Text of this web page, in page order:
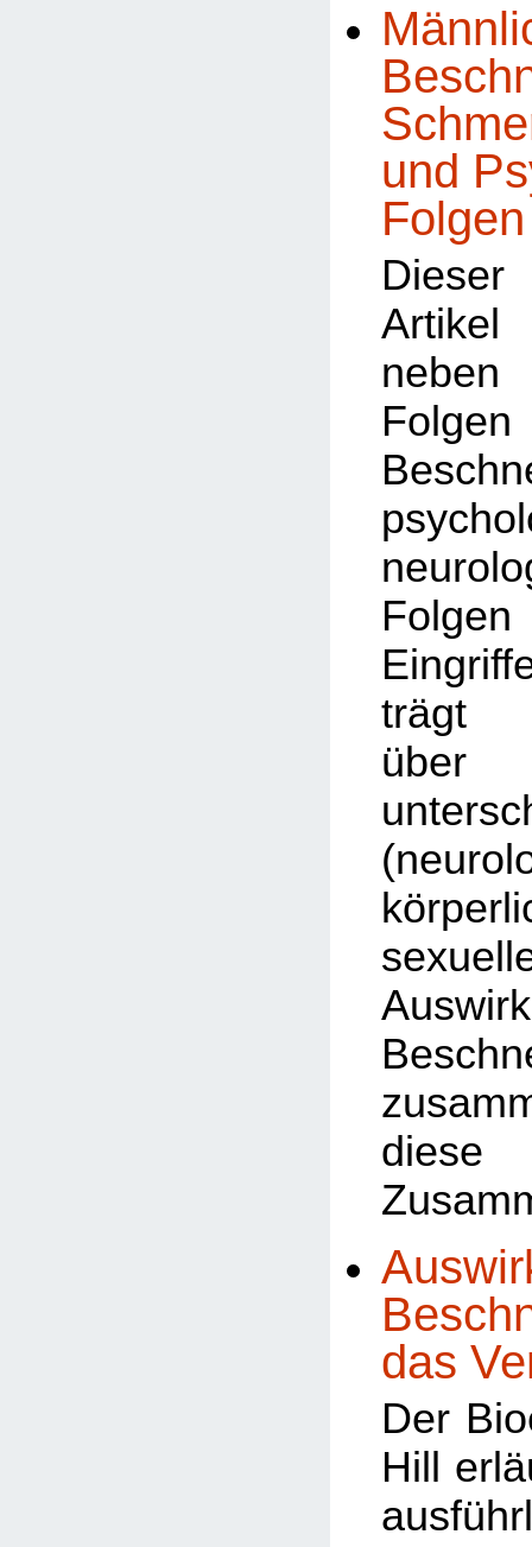
und
Folgen
Dieser
neben
trägt
das
Der
Hill